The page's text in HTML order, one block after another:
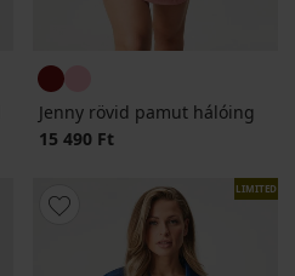
Jenny rövid pamut hálóing
15 490 Ft
LIMITED